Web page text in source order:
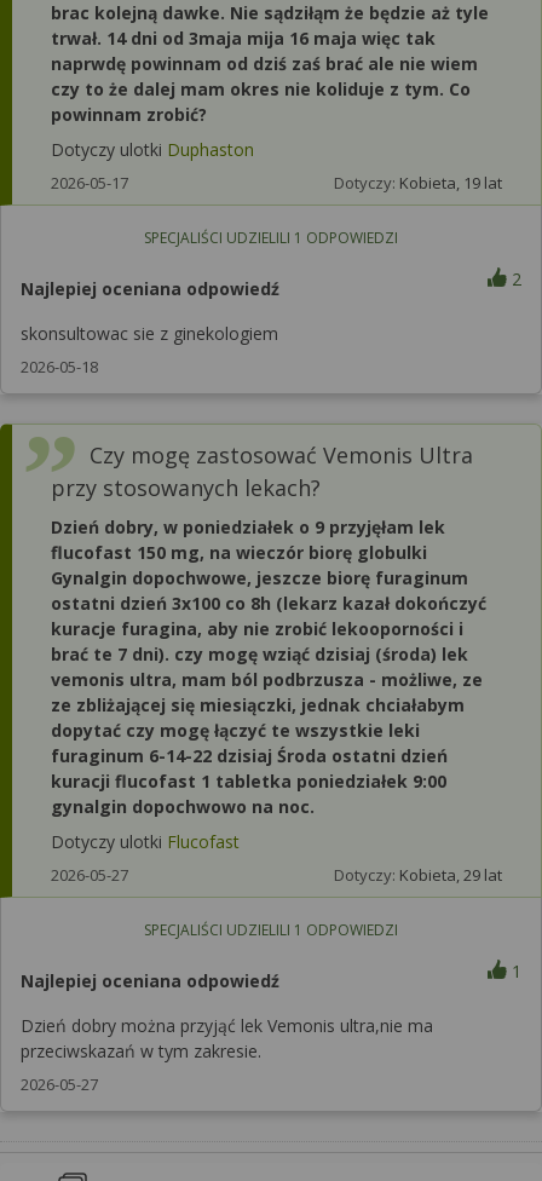
brac kolejną dawke. Nie sądziłąm że będzie aż tyle
trwał. 14 dni od 3maja mija 16 maja więc tak
naprwdę powinnam od dziś zaś brać ale nie wiem
czy to że dalej mam okres nie koliduje z tym. Co
powinnam zrobić?
Dotyczy ulotki Duphaston
2026-05-17 Dotyczy: Kobieta, 19 lat
SPECJALIŚCI UDZIELILI 1 ODPOWIEDZI
Najlepiej oceniana odpowiedź 2
skonsultowac sie z ginekologiem
2026-05-18
Czy mogę zastosować Vemonis Ultra
przy stosowanych lekach?
Dzień dobry, w poniedziałek o 9 przyjęłam lek
flucofast 150 mg, na wieczór biorę globulki
Gynalgin dopochwowe, jeszcze biorę furaginum
ostatni dzień 3x100 co 8h (lekarz kazał dokończyć
kuracje furagina, aby nie zrobić lekooporności i
brać te 7 dni). czy mogę wziąć dzisiaj (środa) lek
vemonis ultra, mam ból podbrzusza - możliwe, ze
ze zbliżającej się miesiączki, jednak chciałabym
dopytać czy mogę łączyć te wszystkie leki
furaginum 6-14-22 dzisiaj Środa ostatni dzień
kuracji flucofast 1 tabletka poniedziałek 9:00
gynalgin dopochwowo na noc.
Dotyczy ulotki Flucofast
2026-05-27 Dotyczy: Kobieta, 29 lat
SPECJALIŚCI UDZIELILI 1 ODPOWIEDZI
Najlepiej oceniana odpowiedź 1
Dzień dobry można przyjąć lek Vemonis ultra,nie ma
przeciwskazań w tym zakresie.
2026-05-27